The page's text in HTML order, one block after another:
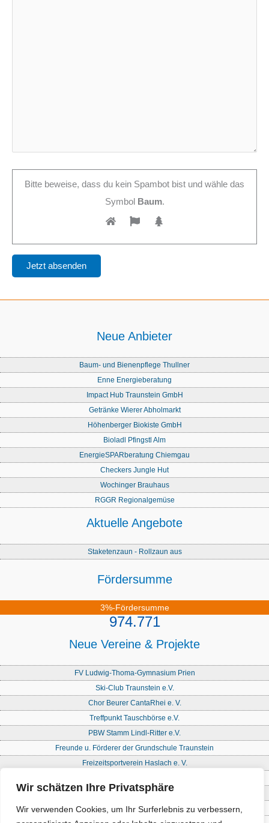
Wir schätzen Ihre Privatsphäre
Wir verwenden Cookies, um Ihr Surferlebnis zu verbessern,
Bitte beweise, dass du kein Spambot bist und wähle das
Symbol
Baum.
Neue Anbieter
Baum- und Bienenpflege Thullner
Enne Energieberatung
Impact Hub Traunstein GmbH
Getränke Wierer Abholmarkt
Höhenberger Biokiste GmbH
Bioladl Pfingstl Alm
EnergieSPARberatung Chiemgau
Checkers Jungle Hut
Wochinger Brauhaus
RGGR Regionalgemüse
Aktuelle Angebote
Staketenzaun - Rollzaun aus
Fördersumme
3%-Fördersumme
974.771
Neue Vereine & Projekte
FV Ludwig-Thoma-Gymnasium Prien
Ski-Club Traunstein e.V.
Chor Beurer CantaRhei e. V.
Treffpunkt Tauschbörse e.V.
PBW Stamm Lindl-Ritter e.V.
Freunde u. Förderer der Grundschule Traunstein
Freizeitsportverein Haslach e. V.
Initiative Nandlstadt Eltern für Kinder e. V.
Reit- und Fahrverein Traunstein e. V